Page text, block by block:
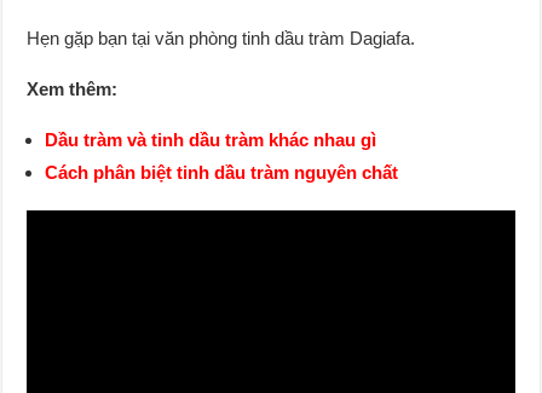
Hẹn gặp bạn tại văn phòng tinh dầu tràm Dagiafa.
Xem thêm:
Dầu tràm và tinh dầu tràm khác nhau gì
Cách phân biệt tinh dầu tràm nguyên chất